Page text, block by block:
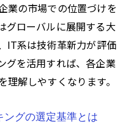
業の市場での位置づけを
グローバルに展開する大
IT系は技術革新力が評価
グを活用すれば、各企業
解しやすくなります。
ングの選定基準とは